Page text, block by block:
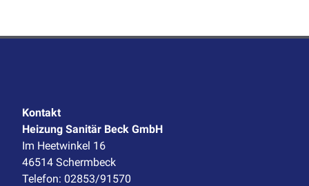
Kontakt
Heizung Sanitär Beck GmbH
Im Heetwinkel 16
46514 Schermbeck
Telefon: 02853/91570